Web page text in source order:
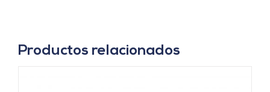
Productos relacionados